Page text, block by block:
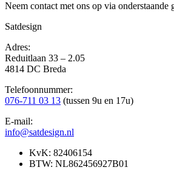
Neem contact met ons op via onderstaande
Satdesign
Adres:
Reduitlaan 33 – 2.05
4814 DC Breda
Telefoonnummer:
076-711 03 13 (tussen 9u en 17u)
E-mail:
info@satdesign.nl
KvK: 82406154
BTW: NL862456927B01